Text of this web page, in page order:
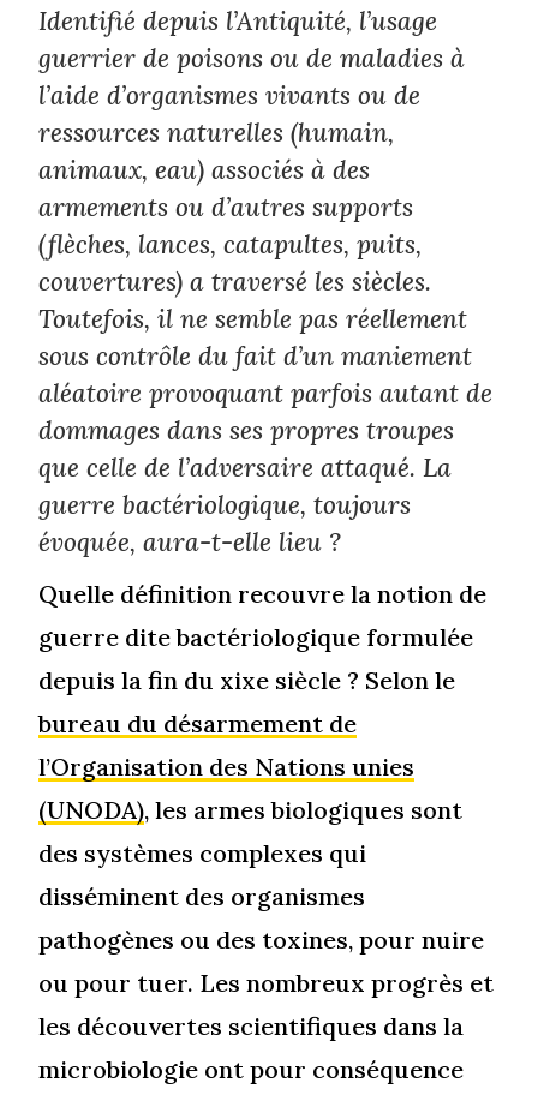
Identifié depuis l’Antiquité, l’usage
guerrier de poisons ou de maladies à
l’aide d’organismes vivants ou de
ressources naturelles (humain,
animaux, eau) associés à des
armements ou d’autres supports
(flèches, lances, catapultes, puits,
couvertures) a traversé les siècles.
Toutefois, il ne semble pas réellement
sous contrôle du fait d’un maniement
aléatoire provoquant parfois autant de
dommages dans ses propres troupes
que celle de l’adversaire attaqué. La
guerre bactériologique, toujours
évoquée, aura-t-elle lieu ?
Quelle définition recouvre la notion de
guerre dite bactériologique formulée
depuis la fin du xixe siècle ? Selon le
bureau du désarmement de
l’Organisation des Nations unies
(UNODA), les armes biologiques sont
des systèmes complexes qui
disséminent des organismes
pathogènes ou des toxines, pour nuire
ou pour tuer. Les nombreux progrès et
les découvertes scientifiques dans la
microbiologie ont pour conséquence